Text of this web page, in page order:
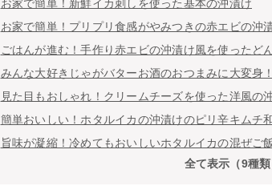
お家で簡単！新鮮イカ刺しを使った基本の沖漬け
お家で簡単！プリプリ食感がやみつきの赤エビの沖
ごはんが進む！手作り赤エビの沖漬け風を使ったど
みんな大好きじゃがバターお酒のおつまみに大変身！
見た目もおしゃれ！クリームチーズを使った洋風の
簡単おいしい！ホタルイカの沖漬けのピリ辛キムチ
旨味が凝縮！冷めてもおいしいホタルイカの混ぜご
全て表示（9種類